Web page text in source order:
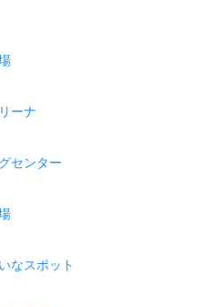
ーナ
センター
なスポット